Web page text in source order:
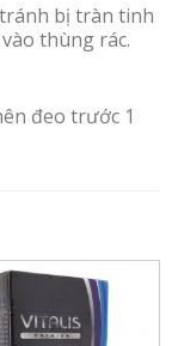
bị tràn tinh
thùng rác.
đeo trước 1